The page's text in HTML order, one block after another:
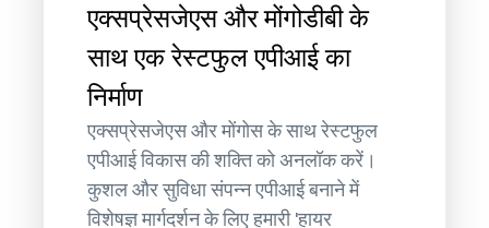
एक्सप्रेसजेएस और मोंगोडीबी के
साथ एक रेस्टफुल एपीआई का
निर्माण
एक्सप्रेसजेएस और मोंगोस के साथ रेस्टफुल
एपीआई विकास की शक्ति को अनलॉक करें।
कुशल और सुविधा संपन्न एपीआई बनाने में
विशेषज्ञ मार्गदर्शन के लिए हमारी 'हायर